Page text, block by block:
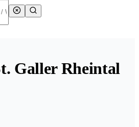
Galler Rheintal